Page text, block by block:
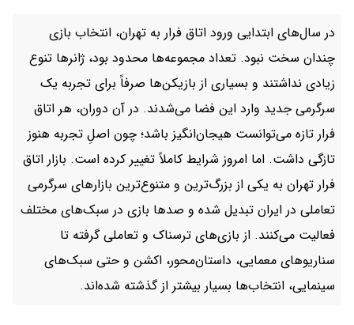
در سال‌های ابتدایی ورود اتاق فرار به تهران، انتخاب بازی
چندان سخت نبود. تعداد مجموعه‌ها محدود بود، ژانرها تنوع
زیادی نداشتند و بسیاری از بازیکن‌ها صرفاً برای تجربه یک
سرگرمی جدید وارد این فضا می‌شدند. در آن دوران، هر اتاق
فرار تازه می‌توانست هیجان‌انگیز باشد؛ چون اصلِ تجربه هنوز
تازگی داشت. اما امروز شرایط کاملاً تغییر کرده است. بازار اتاق
فرار تهران به یکی از بزرگ‌ترین و متنوع‌ترین بازارهای سرگرمی
تعاملی در ایران تبدیل شده و صدها بازی در سبک‌های مختلف
فعالیت می‌کنند. از بازی‌های ترسناک و تعاملی گرفته تا
سناریوهای معمایی، داستان‌محور، اکشن و حتی سبک‌های
سینمایی، انتخاب‌ها بسیار بیشتر از گذشته شده‌اند.